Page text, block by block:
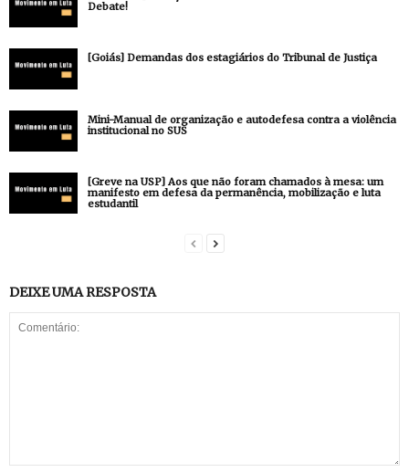
Debate!
[Goiás] Demandas dos estagiários do Tribunal de Justiça
Mini-Manual de organização e autodefesa contra a violência
institucional no SUS
[Greve na USP] Aos que não foram chamados à mesa: um
manifesto em defesa da permanência, mobilização e luta
estudantil
DEIXE UMA RESPOSTA